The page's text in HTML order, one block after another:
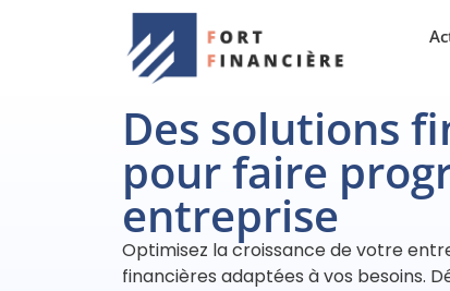
Des solutions
pour faire
entreprise
Optimisez la croissance de votre
financières adaptées à vos besoins.